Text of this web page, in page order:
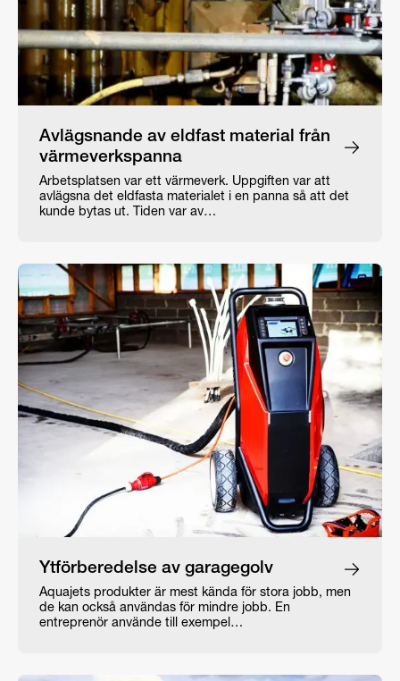
Avlägsnande av eldfast material från
värmeverkspanna
Arbetsplatsen var ett värmeverk. Uppgiften var att
avlägsna det eldfasta materialet i en panna så att det
kunde bytas ut. Tiden var av…
Ytförberedelse av garagegolv
Aquajets produkter är mest kända för stora jobb, men
de kan också användas för mindre jobb. En
entreprenör använde till exempel…